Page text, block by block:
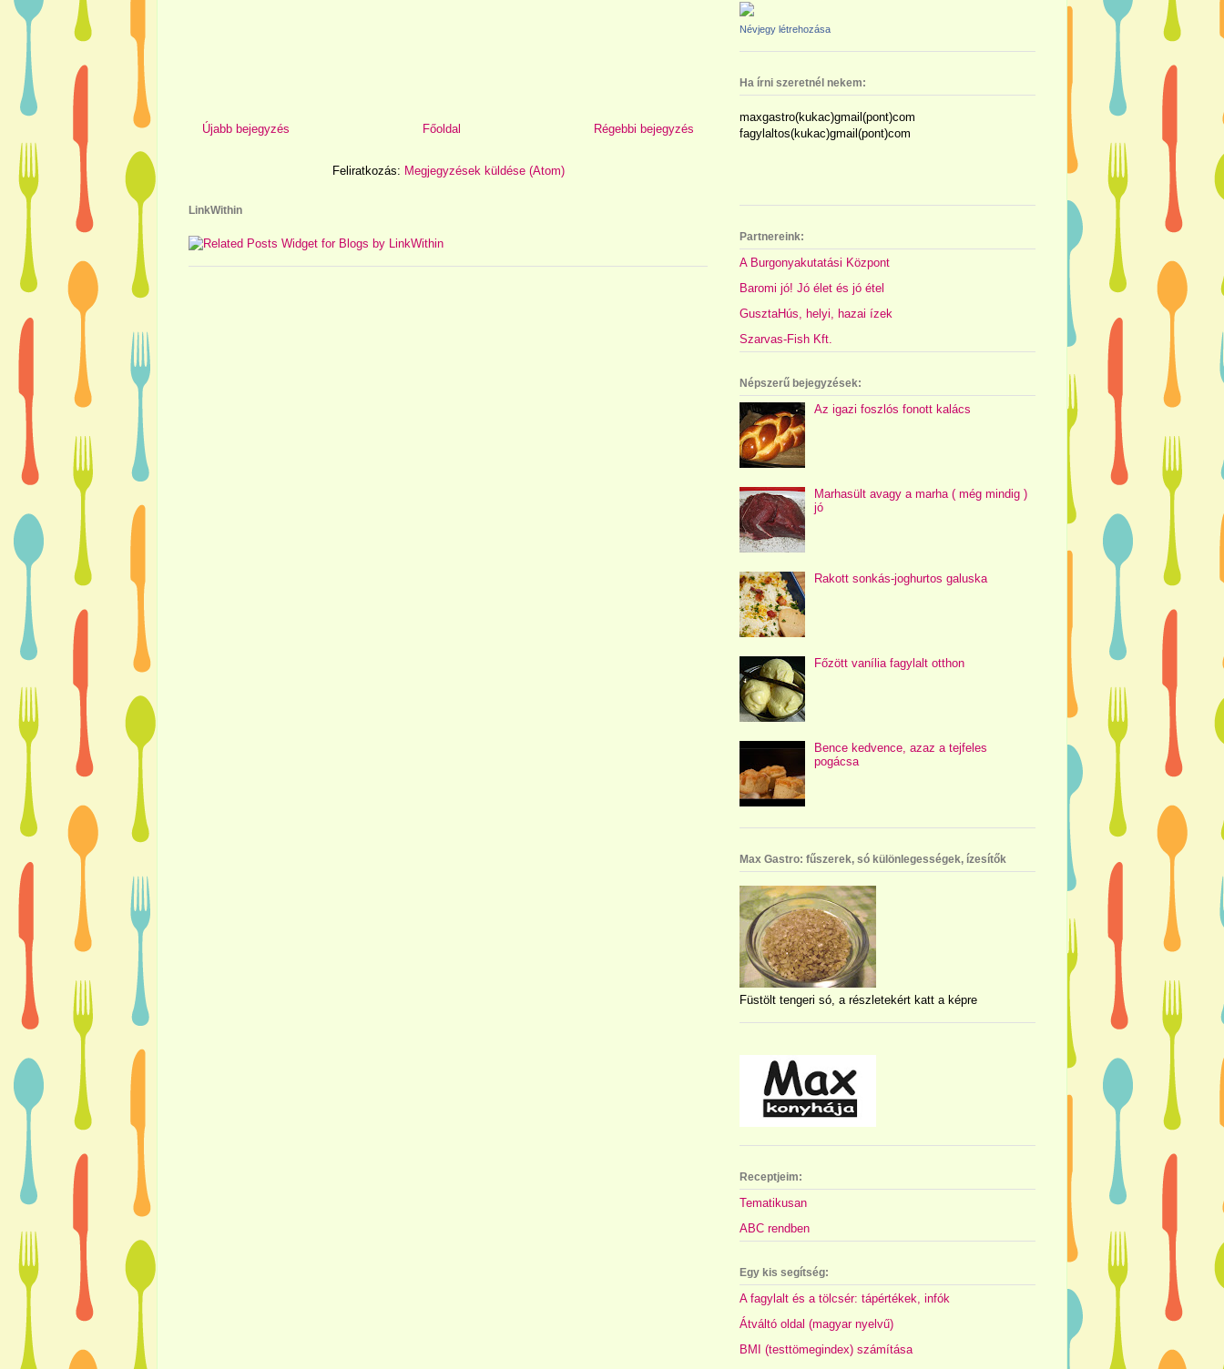
Újabb bejegyzés Régebbi bejegyzés
Főoldal
Feliratkozás: Megjegyzések küldése (Atom)
LinkWithin
Névjegy létrehozása
Ha írni szeretnél nekem:
maxgastro(kukac)gmail(pont)com
fagylaltos(kukac)gmail(pont)com
Partnereink:
A Burgonyakutatási Központ
Baromi jó! Jó élet és jó étel
GusztaHús, helyi, hazai ízek
Szarvas-Fish Kft.
Népszerű bejegyzések:
Az igazi foszlós fonott kalács
Marhasült avagy a marha ( még mindig )
jó
Rakott sonkás-joghurtos galuska
Főzött vanília fagylalt otthon
Bence kedvence, azaz a tejfeles
pogácsa
Max Gastro: fűszerek, só különlegességek, ízesítők
Füstölt tengeri só, a részletekért katt a képre
Receptjeim:
Tematikusan
ABC rendben
Egy kis segítség:
A fagylalt és a tölcsér: tápértékek, infók
Átváltó oldal (magyar nyelvű)
BMI (testtömegindex) számítása